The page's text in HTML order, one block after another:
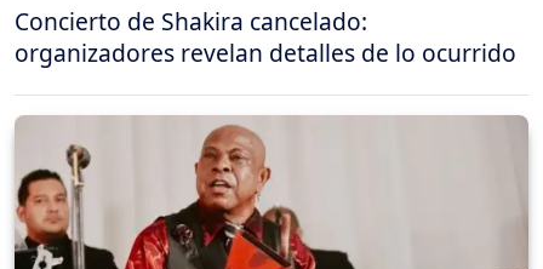
Concierto de Shakira cancelado:
organizadores revelan detalles de lo ocurrido